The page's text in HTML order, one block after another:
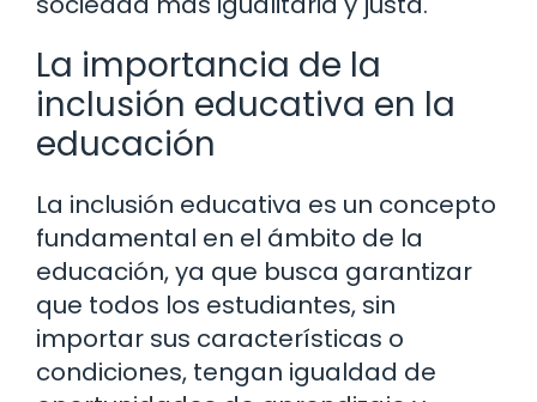
La importancia de la
inclusión educativa en la
educación
La inclusión educativa es un concepto
fundamental en el ámbito de la
educación, ya que busca garantizar
que todos los estudiantes, sin
importar sus características o
condiciones, tengan igualdad de